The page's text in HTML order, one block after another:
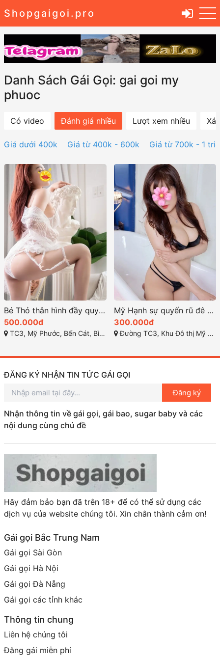
Shopgaigoi.pro
Danh Sách Gái Gọi: gai goi my
phuoc
Có video Đánh giá nhiều Lượt xem nhiều
Giá dưới 400k Giá từ 400k - 600k Giá từ 700k - 1
Bé Thỏ thân hình đầy quyến rũ và kiêu kỳ
500.000đ
TC3, Mỹ Phước, Bến Cát, Bình Dương
Mỹ Hạnh sự quyến rũ đê mê đến lạ kỳ
300.000đ
Đường TC3, Khu Đô thị Mỹ Phước 2, Mỹ Phước, Bến Cát, Bình Dương
ĐĂNG KÝ NHẬN TIN TỨC GÁI GỌI
Đăng ký
Nhận thông tin về gái gọi, gái bao, sugar baby và các
nội dung cùng chủ đề
Hãy đảm bảo bạn đã trên 18+ để có thể sử dụng các
dịch vụ của website chúng tôi. Xin chân thành cảm ơn!
Gái gọi Bắc Trung Nam
Gái gọi Sài Gòn
Gái gọi Hà Nội
Gái gọi Đà Nẵng
Gái gọi các tỉnh khác
Thông tin chung
Liên hệ chúng tôi
Đăng gái miễn phí